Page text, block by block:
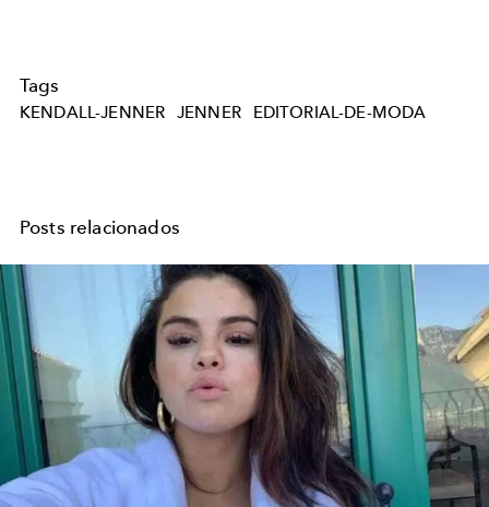
Tags
KENDALL-JENNER JENNER EDITORIAL-DE-MODA
Posts relacionados